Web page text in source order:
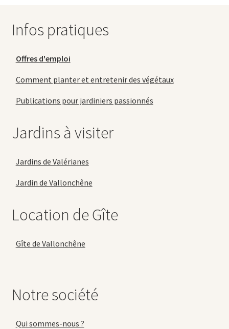
Infos pratiques
Offres d'emploi
Comment planter et entretenir des végétaux
Publications pour jardiniers passionnés
Jardins à visiter
Jardins de Valérianes
Jardin de Vallonchêne
Location de Gîte
Gîte de Vallonchêne
Notre société
Qui sommes-nous ?